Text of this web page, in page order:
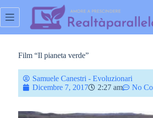
Film “Il pianeta verde”
Samuele Canestri - Evoluzionari
Dicembre 7, 2017
2:27 am No